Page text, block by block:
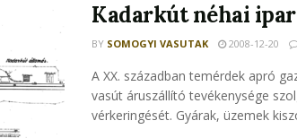
Kadarkút néhai
BY SOMOGYI VASUTAK 2008-12-20
A XX. században temérdek apró
vasút áruszállító tevékenysége
vérkeringését. Gyárak, üzemek